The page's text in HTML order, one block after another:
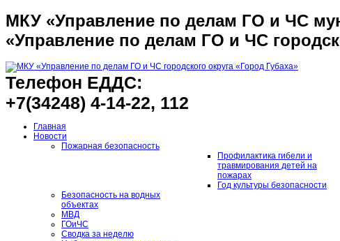
МКУ «Управление по делам ГО и ЧС
«Управление по делам ГО и ЧС
Телефон ЕДДС:
+7(34248) 4-14-22, 112
Главная
Новости
Пожарная безопасность
Профилактика гибели и
травмирования детей на
пожарах
Год культуры безопасности
Безопасность на водных
объектах
МВД
ГОиЧС
Сводка за неделю